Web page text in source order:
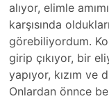
alıyor, elimle
karşısında
görebiliyordum.
girip çıkıyor, bir
yapıyor, kızım ve
­Onlardan önnce